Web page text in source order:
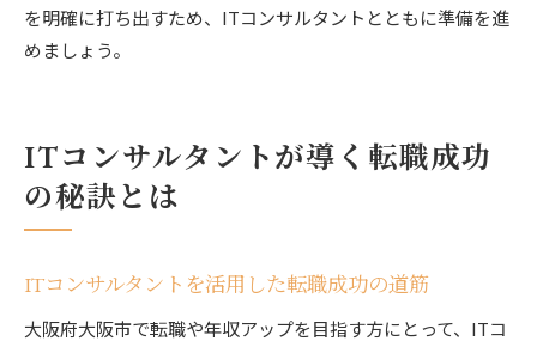
を明確に打ち出すため、ITコンサルタントとともに準備を進
めましょう。
ITコンサルタントが導く転職成功
の秘訣とは
ITコンサルタントを活用した転職成功の道筋
大阪府大阪市で転職や年収アップを目指す方にとって、ITコ